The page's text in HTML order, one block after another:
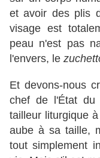
et avoir des plis
visage est
peau n'est pas
l'envers, le
Et devons-nous
chef de l'État du
tailleur liturgique
aube à sa taille,
tout simplement